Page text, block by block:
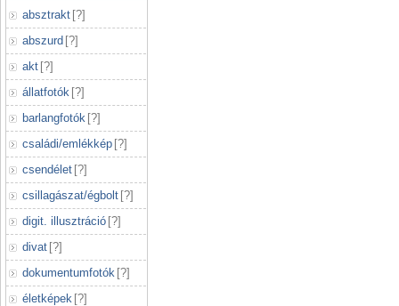
absztrakt [?]
abszurd [?]
akt [?]
állatfotók [?]
barlangfotók [?]
családi/emlékkép [?]
csendélet [?]
csillagászat/égbolt [?]
digit. illusztráció [?]
divat [?]
dokumentumfotók [?]
életképek [?]